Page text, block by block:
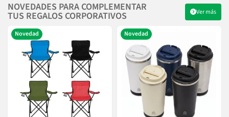
NOVEDADES PARA COMPLEMENTAR
TUS REGALOS CORPORATIVOS Ver más
Novedad Novedad